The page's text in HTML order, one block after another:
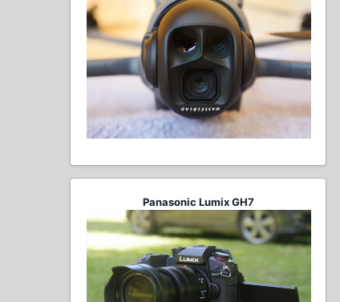
Panasonic Lumix GH7